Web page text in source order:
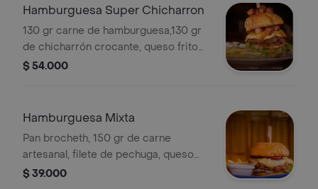
Hamburguesa Super Chicharron
130 gr carne de hamburguesa,130 gr
de chicharrón crocante, queso frito
ahumado en salsa de ajonjolí, lechuga,
de papa.
$ 54.000
Hamburguesa Mixta
Pan brocheth, 150 gr de carne
artesanal, filete de pechuga, queso
fundido, tomate rojo, lechuga crespa,
$ 39.000